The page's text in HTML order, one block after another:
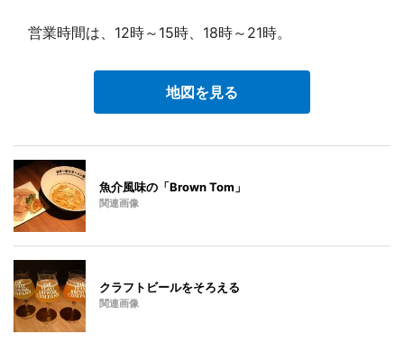
営業時間は、12時～15時、18時～21時。
地図を見る
魚介風味の「Brown Tom」
関連画像
クラフトビールをそろえる
関連画像